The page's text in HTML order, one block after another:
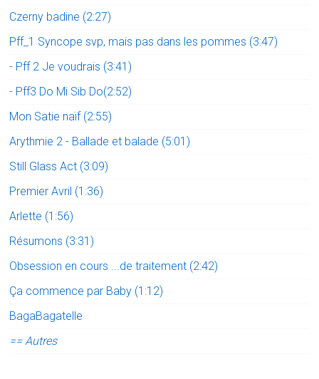
Czerny badine (2:27)
Pff_1 Syncope svp, mais pas dans les pommes (3:47)
- Pff 2 Je voudrais (3:41)
- Pff3 Do Mi Sib Do(2:52)
Mon Satie naïf (2:55)
Arythmie 2 - Ballade et balade (5:01)
Still Glass Act (3:09)
Premier Avril (1:36)
Arlette (1:56)
Résumons (3:31)
Obsession en cours ...de traitement (2:42)
Ça commence par Baby (1:12)
BagaBagatelle
== Autres